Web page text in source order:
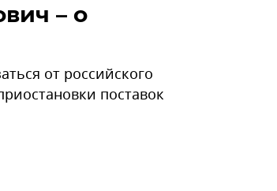
– о
от российского
поставок